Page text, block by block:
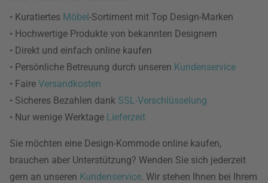
• Kuratiertes Möbel-Sortiment mit Top Design-Marken
• Hochwertige Produkte von bekannten Designern
• Direkt und einfach online kaufen
• Persönliche Betreuung durch unseren Kundenservice
• Faire Versandkosten
• Sicheres Bezahlen dank SSL-Verschlüsselung
• Nur wenige Werktage Lieferzeit
Sie möchten eine Design-Kommode online kaufen,
brauchen aber Unterstützung? Wenden Sie sich jederzeit
gern an unseren Kundenservice. Wir stehen Ihnen bei Ihrem